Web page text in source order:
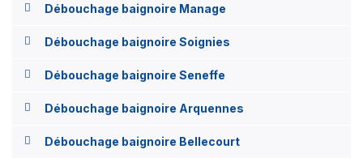
Débouchage baignoire Manage
Débouchage baignoire Soignies
Débouchage baignoire Seneffe
Débouchage baignoire Arquennes
Débouchage baignoire Bellecourt